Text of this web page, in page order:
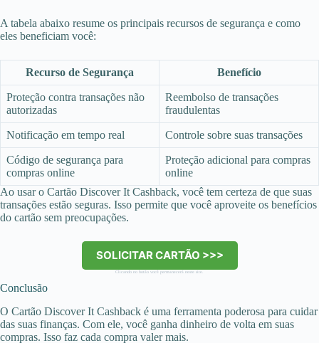
A tabela abaixo resume os principais recursos de segurança e como
eles beneficiam você:
Recurso de Segurança Benefício
Proteção contra transações não
autorizadas
Reembolso de transações
fraudulentas
Notificação em tempo real Controle sobre suas transações
Código de segurança para
compras online
Proteção adicional para compras
online
Ao usar o Cartão Discover It Cashback, você tem certeza de que suas
transações estão seguras. Isso permite que você aproveite os benefícios
do cartão sem preocupações.
SOLICITAR CARTÃO >>>
Clicando no botão você permanecerá neste site.
Conclusão
O Cartão Discover It Cashback é uma ferramenta poderosa para cuidar
das suas finanças. Com ele, você ganha dinheiro de volta em suas
compras. Isso faz cada compra valer mais.